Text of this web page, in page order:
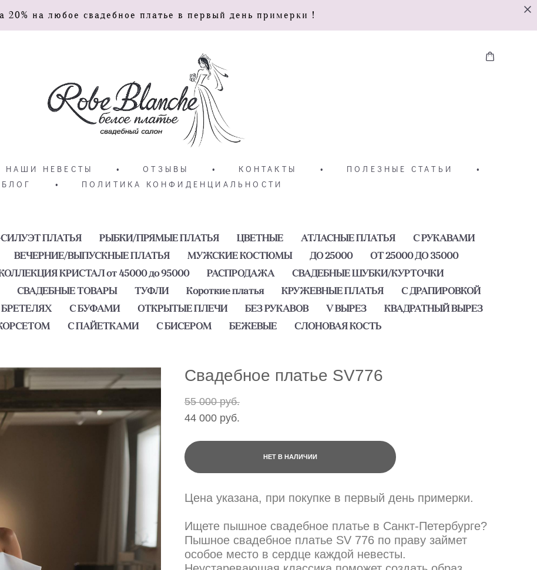
20% на любое свадебное платье в первый день примерки !
НАШИ НЕВЕСТЫ • ОТЗЫВЫ • КОНТАКТЫ • ПОЛЕЗНЫЕ СТАТЬИ
•
БЛОГ
• ПОЛИТИКА КОНФИДЕНЦИАЛЬНОСТИ
ПЛАТЬЯ РЫБКИ/ПРЯМЫЕ ПЛАТЬЯ ЦВЕТНЫЕ АТЛАСНЫЕ ПЛАТЬЯ
С РУКАВАМИ
ВЕЧЕРНИЕ/ВЫПУСКНЫЕ ПЛАТЬЯ МУЖСКИЕ КОСТЮМЫ ДО 25000
ОТ 25000 ДО 35000
КРИСТАЛ от 45000 до 95000 РАСПРОДАЖА
СВАДЕБНЫЕ ШУБКИ/КУРТОЧКИ
СВАДЕБНЫЕ ТОВАРЫ ТУФЛИ Короткие платья КРУЖЕВНЫЕ ПЛАТЬЯ
С ДРАПИРОВКОЙ
С БУФАМИ ОТКРЫТЫЕ ПЛЕЧИ БЕЗ РУКАВОВ V ВЫРЕЗ
КВАДРАТНЫЙ ВЫРЕЗ
С ПАЙЕТКАМИ С БИСЕРОМ БЕЖЕВЫЕ СЛОНОВАЯ КОСТЬ
Свадебное платье SV776
55 000 pуб.
44 000 pуб.
НЕТ В НАЛИЧИИ
Цена указана, при покупке в первый день примерки.
Ищете пышное свадебное платье в Санкт-Петербурге?
Пышное свадебное платье SV 776 по праву займет
особое место в сердце каждой невесты.